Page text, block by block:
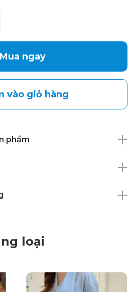
Mua ngay
vào giỏ hàng
phẩm
loại